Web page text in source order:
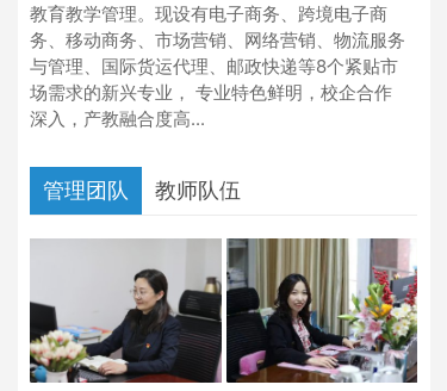
教育教学管理。现设有电子商务、跨境电子商
务、移动商务、市场营销、网络营销、物流服务
与管理、国际货运代理、邮政快递等8个紧贴市
场需求的新兴专业， 专业特色鲜明，校企合作
深入，产教融合度高...
管理团队 教师队伍